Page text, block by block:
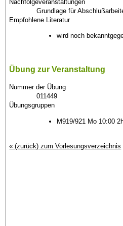
Nachfolgeveranstaltungen
Grundlage für
Empfohlene Literatur
wird noch
Übung zur Veranstaltung
Nummer der Übung
011449
Übungsgruppen
M919/921 Mo 10:00
« (zurück) zum Vorlesungsverzeichnis